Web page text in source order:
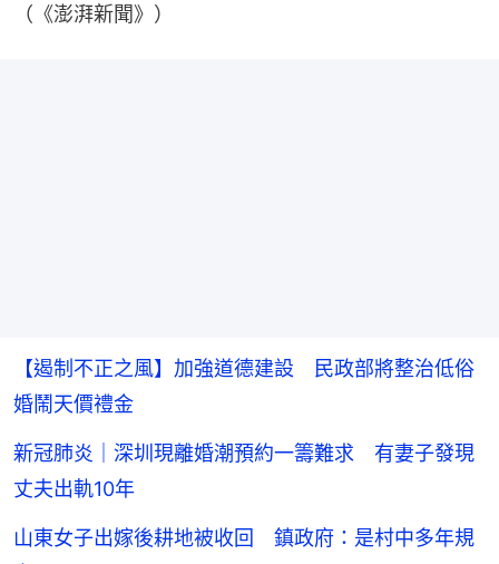
（《澎湃新聞》）
【遏制不正之風】加強道德建設 民政部將整治低俗
婚鬧天價禮金
新冠肺炎｜深圳現離婚潮預約一籌難求 有妻子發現
丈夫出軌10年
山東女子出嫁後耕地被收回 鎮政府：是村中多年規